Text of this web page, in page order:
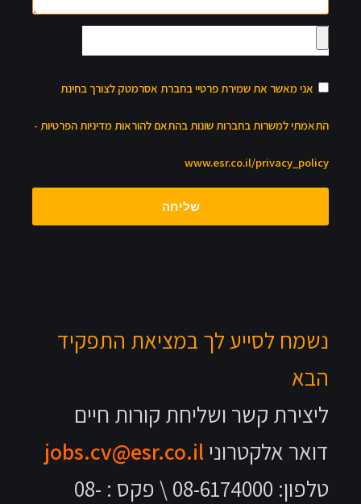
אני מאשר את שמירת פרטיי בחברת אסרמטק לצורך בחינת
התאמתי למשרות בחברות שונות בהתאם להוראות מדיניות הפרטיות -
www.esr.co.il/privacy_policy
שליחה
נשמח לסייע לך במציאת התפקיד
הבא
ליצירת קשר ושליחת קורות חיים
דואר אלקטרוניjobs.cv@esr.co.il
טלפון: 08-6174000 \ פקס : 08-